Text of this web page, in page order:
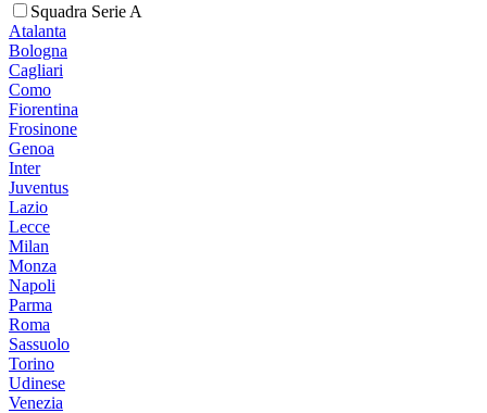
Squadra Serie A
Atalanta
Bologna
Cagliari
Como
Fiorentina
Frosinone
Genoa
Inter
Juventus
Lazio
Lecce
Milan
Monza
Napoli
Parma
Roma
Sassuolo
Torino
Udinese
Venezia